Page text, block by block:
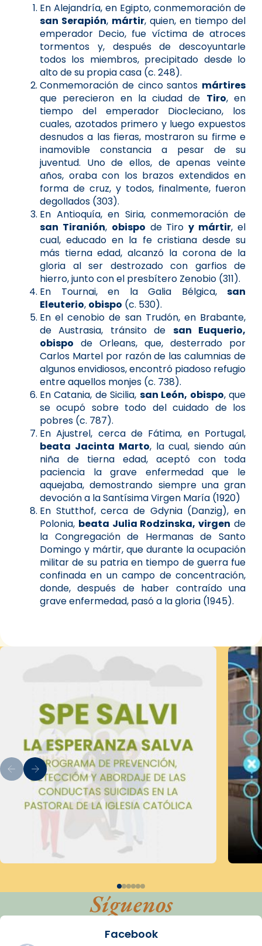
En Alejandría, en Egipto, conmemoración de
san Serapión, mártir, quien, en tiempo del
emperador Decio, fue víctima de atroces
tormentos y, después de descoyuntarle
todos los miembros, precipitado desde lo
alto de su propia casa (c. 248).
Conmemoración de cinco santos mártires
que perecieron en la ciudad de Tiro, en
tiempo del emperador Diocleciano, los
cuales, azotados primero y luego expuestos
desnudos a las fieras, mostraron su firme e
inamovible constancia a pesar de su
juventud. Uno de ellos, de apenas veinte
años, oraba con los brazos extendidos en
forma de cruz, y todos, finalmente, fueron
degollados (303).
En Antioquía, en Siria, conmemoración de
san Tiranión, obispo de Tiroy mártir, el
cual, educado en la fe cristiana desde su
más tierna edad, alcanzó la corona de la
gloria al ser destrozado con garfios de
hierro, junto con el presbítero Zenobio (311).
En Tournai, en la Galia Bélgica, san
Eleuterio, obispo (c. 530).
En el cenobio de san Trudón, en Brabante,
de Austrasia, tránsito de san Euquerio,
obispo de Orleans, que, desterrado por
Carlos Martel por razón de las calumnias de
algunos envidiosos, encontró piadoso refugio
entre aquellos monjes (c. 738).
En Catania, de Sicilia, san León, obispo, que
se ocupó sobre todo del cuidado de los
pobres (c. 787).
En Ajustrel, cerca de Fátima, en Portugal,
beata Jacinta Marto, la cual, siendo aún
niña de tierna edad, aceptó con toda
paciencia la grave enfermedad que le
aquejaba, demostrando siempre una gran
devoción a la Santísima Virgen María (1920)
En Stutthof, cerca de Gdynia (Danzig), en
Polonia, beata Julia Rodzinska, virgen de
la Congregación de Hermanas de Santo
Domingo y mártir, que durante la ocupación
militar de su patria en tiempo de guerra fue
confinada en un campo de concentración,
donde, después de haber contraído una
grave enfermedad, pasó a la gloria (1945).
Síguenos
Facebook